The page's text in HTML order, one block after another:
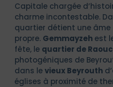
Capitale chargée
charme incontestable.
quartier détient une âme
propre. Gemmayzehest
fête, le quartier de
photogéniques de
dans levieux Beyrouth
églises à proximité de